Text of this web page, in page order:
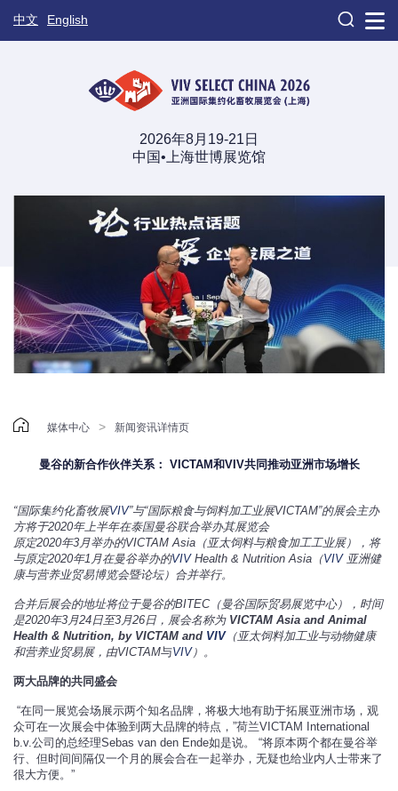
中文 English 
2026年8月19-21日
中国•上海世博展览馆
 媒体中心 > 新闻资讯详情页
曼谷的新合作伙伴关系： VICTAM和VIV共同推动亚洲市场增长
“国际集约化畜牧展VIV”与“国际粮食与饲料加工业展VICTAM”的展会主办
方将于2020年上半年在泰国曼谷联合举办其展览会
原定2020年3月举办的VICTAM Asia （亚太饲料与粮食加工工业展），将
与原定2020年1 月在曼谷举办的VIVHealth & Nutrition Asia （VIV 亚洲健
康与营养业贸易博览会暨论坛）合并举行。
合并后展会的地址将位于曼谷的BITEC（曼谷国际贸易展览中心），时间
是2020年3月24日至3月26日，展会名称为 VICTAM Asia and Animal
Health & Nutrition, by VICTAM and VIV（亚太饲料加工业与动物健康
和营养业贸易展，由VICTAM与VIV）。
两大品牌的共同盛会
“在同一展览会场展示两个知名品牌，将极大地有助于拓展亚洲市场，观
众可在一次展会中体验到两大品牌的特点，”荷兰VICTAM International
b.v.公司的总经理Sebas van den Ende如是说。 “将原本两个都在曼谷举
行、但时间间隔仅一个月的展会合在一起举办，无疑也给业内人士带来了
很大方便。”